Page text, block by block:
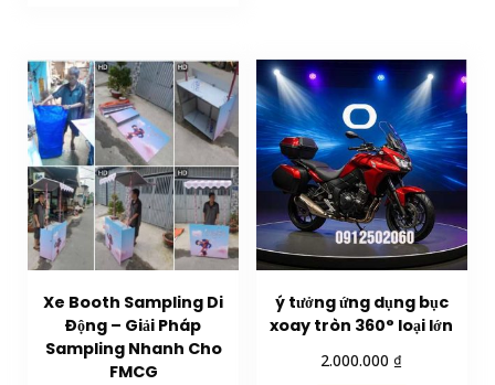
Xe Booth Sampling Di
Động – Giải Pháp
Sampling Nhanh Cho
FMCG
ý tưởng ứng dụng bục
xoay tròn 360° loại lớn
2.000.000 ₫